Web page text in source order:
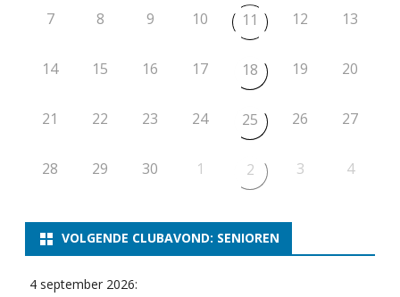
7 8 9 10 11 12 13
14 15 16 17 18 19 20
21 22 23 24 25 26 27
28 29 30 1 2 3 4
VOLGENDE CLUBAVOND: SENIOREN
4 september 2026: